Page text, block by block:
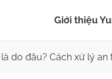
Giới thiệu
do đâu? Cách xử lý an